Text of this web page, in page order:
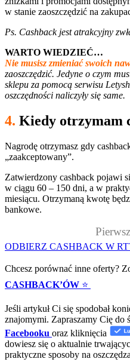
w stanie zaoszczędzić na
Ps. Cashback jest atrakcyjny
WARTO WIEDZIEĆ…
Nie musisz zmieniać swoich
zaoszczędzić. Jedyne o czym
sklepu za pomocą serwisu
oszczędności naliczyły się same.
4. Kiedy otrzymam
Nagrodę otrzymasz gdy
„zaakceptowany”.
Zatwierdzony cashback pojawi
w ciągu 60 – 150 dni, a w
miesiącu. Otrzymaną kwotę
bankowe.
ODBIERZ CASHBACK W
Chcesz porównać inne oferty?
CASHBACK’ÓW ⭐
Jeśli artykuł Ci się spodobał
znajomymi. Zapraszamy Cię do
Facebooku oraz kliknięcia
dowiesz się o aktualnie
praktyczne sposoby na